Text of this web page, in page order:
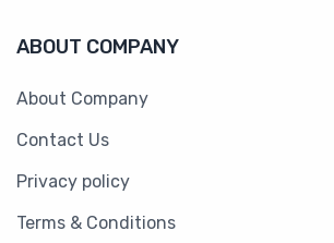
ABOUT COMPANY
About Company
Contact Us
Privacy policy
Terms & Conditions